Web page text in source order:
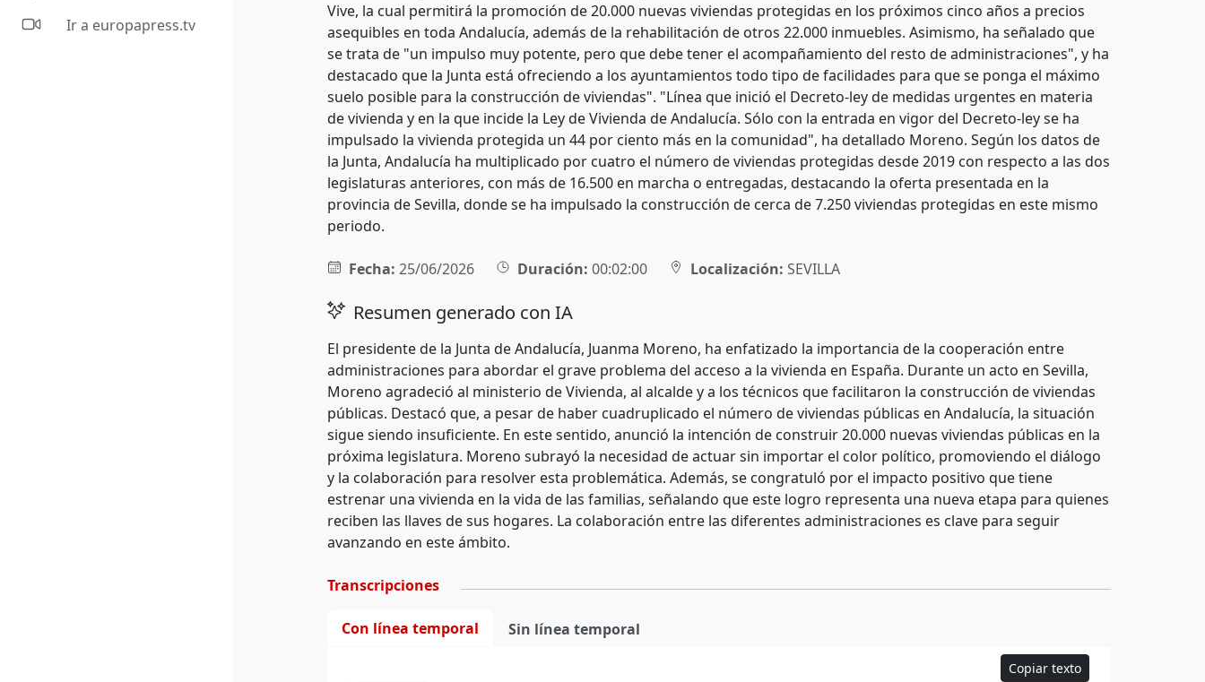
Ir a europapress.tv
Vive, la cual permitirá la promoción de 20.000 nuevas viviendas protegidas en los próximos cinco años a precios
asequibles en toda Andalucía, además de la rehabilitación de otros 22.000 inmuebles. Asimismo, ha señalado que
se trata de "un impulso muy potente, pero que debe tener el acompañamiento del resto de administraciones", y ha
destacado que la Junta está ofreciendo a los ayuntamientos todo tipo de facilidades para que se ponga el máximo
suelo posible para la construcción de viviendas". "Línea que inició el Decreto-ley de medidas urgentes en materia
de vivienda y en la que incide la Ley de Vivienda de Andalucía. Sólo con la entrada en vigor del Decreto-ley se ha
impulsado la vivienda protegida un 44 por ciento más en la comunidad", ha detallado Moreno. Según los datos de
la Junta, Andalucía ha multiplicado por cuatro el número de viviendas protegidas desde 2019 con respecto a las dos
legislaturas anteriores, con más de 16.500 en marcha o entregadas, destacando la oferta presentada en la
provincia de Sevilla, donde se ha impulsado la construcción de cerca de 7.250 viviendas protegidas en este mismo
periodo.
Fecha: 25/06/2026 Duración: 00:02:00 Localización: SEVILLA
Resumen generado con IA
El presidente de la Junta de Andalucía, Juanma Moreno, ha enfatizado la importancia de la cooperación entre
administraciones para abordar el grave problema del acceso a la vivienda en España. Durante un acto en Sevilla,
Moreno agradeció al ministerio de Vivienda, al alcalde y a los técnicos que facilitaron la construcción de viviendas
públicas. Destacó que, a pesar de haber cuadruplicado el número de viviendas públicas en Andalucía, la situación
sigue siendo insuficiente. En este sentido, anunció la intención de construir 20.000 nuevas viviendas públicas en la
próxima legislatura. Moreno subrayó la necesidad de actuar sin importar el color político, promoviendo el diálogo
y la colaboración para resolver esta problemática. Además, se congratuló por el impacto positivo que tiene
estrenar una vivienda en la vida de las familias, señalando que este logro representa una nueva etapa para quienes
reciben las llaves de sus hogares. La colaboración entre las diferentes administraciones es clave para seguir
avanzando en este ámbito.
Transcripciones
Con línea temporal Sin línea temporal
Copiar texto